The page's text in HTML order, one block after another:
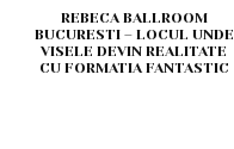
REBECA BALLROOM
BUCURESTI – LOCUL UNDE
VISELE DEVIN REALITATE
CU FORMATIA FANTASTIC